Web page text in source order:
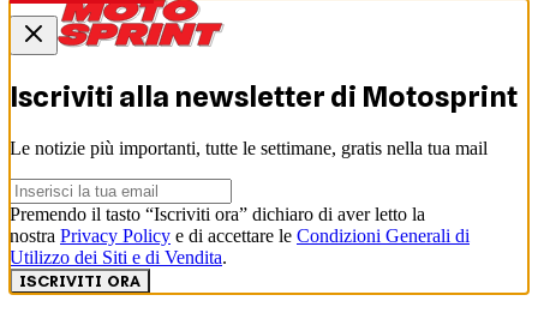
Iscriviti alla newsletter di Motosprint
Le notizie più importanti, tutte le settimane, gratis nella tua mail
Premendo il tasto “Iscriviti ora” dichiaro di aver letto la
nostra Privacy Policy e di accettare le Condizioni Generali di
Utilizzo dei Siti e di Vendita.
ISCRIVITI ORA